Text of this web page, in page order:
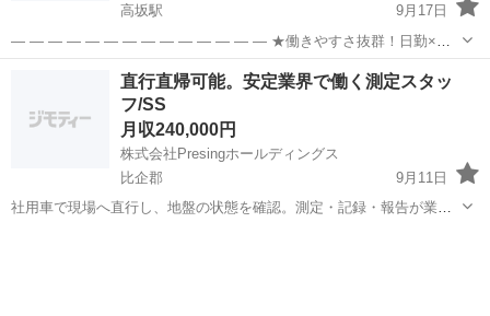
高坂駅
9月17日
— — — — — — — — — — — — — — ★働きやすさ抜群！日勤×土
日休み★ — — — — — — — — — — — — — — 「ピッキング・梱包
のお仕事」 ◎働きやすさ重視でお仕...
比企郡 高坂駅 工場 情報
直行直帰可能。安定業界で働く測定スタッ
フ/SS
月収240,000円
株式会社Presingホールディングス
比企郡
9月11日
社用車で現場へ直行し、地盤の状態を確認。測定・記録・報告が業務